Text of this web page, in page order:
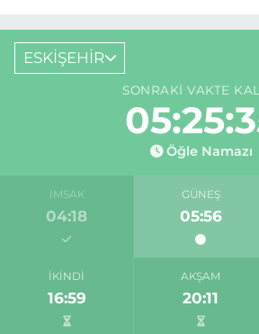
ESKİŞEHİR
SONRAKI VAKTE
Öğle Namazı
İMSAK
04:18
GÜNEŞ
05:56
İKINDI
16:59
AKŞAM
20:11